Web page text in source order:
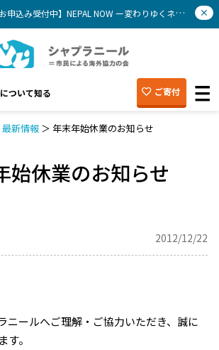
込み受付中】NEPAL NOW ー変わりゆくネパールを知ろう(9/12）
ついて知る ご寄付
最新情報 ＞ 年末年始休業のお知らせ
始休業のお知らせ
2012/12/22
ニールへご理解・ご協力いただき、誠に
す。